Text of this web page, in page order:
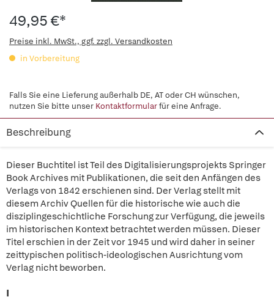
49,95 €*
Preise inkl. MwSt., ggf. zzgl. Versandkosten
in Vorbereitung
Falls Sie eine Lieferung außerhalb DE, AT oder CH wünschen,
nutzen Sie bitte unser Kontaktformularfür eine Anfrage.
Beschreibung
Dieser Buchtitel ist Teil des Digitalisierungsprojekts Springer
Book Archives mit Publikationen, die seit den Anfängen des
Verlags von 1842 erschienen sind. Der Verlag stellt mit
diesem Archiv Quellen für die historische wie auch die
disziplingeschichtliche Forschung zur Verfügung, die jeweils
im historischen Kontext betrachtet werden müssen. Dieser
Titel erschien in der Zeit vor 1945 und wird daher in seiner
zeittypischen politisch-ideologischen Ausrichtung vom
Verlag nicht beworben.
I